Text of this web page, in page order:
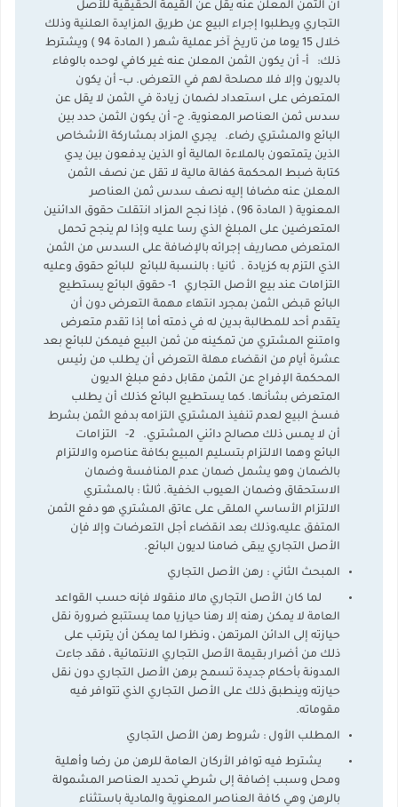
أن الثمن المعلن عنه يقل عن القيمة الحقيقية للأصل
التجاري ويطلبوا إجراء البيع عن طريق المزايدة العلنية وذلك
خلال 15 يوما من تاريخ آخر عملية شهر ( المادة 94 ) ويشترط
ذلك: أ‌- أن يكون الثمن المعلن عنه غير كافي لوحده بالوفاء
بالديون وإلا فلا مصلحة لهم في التعرض. ب‌- أن يكون
المتعرض على استعداد لضمان زيادة في الثمن لا يقل عن
سدس ثمن العناصر المعنوية. ج‌- أن يكون الثمن حدد بين
البائع والمشتري رضاء. يجري المزاد بمشاركة الأشخاص
الذين يتمتعون بالملاءة المالية أو الذين يدفعون بين يدي
كتابة ضبط المحكمة كفالة مالية لا تقل عن نصف الثمن
المعلن عنه مضافا إليه نصف سدس ثمن العناصر
المعنوية ( المادة 96) ، فإذا نجح المزاد انتقلت حقوق الدائنين
المتعرضين على المبلغ الذي رسا عليه وإذا لم ينجح تحمل
المتعرض مصاريف إجرائه بالإضافة على السدس من الثمن
الذي التزم به كزيادة . ثانيا : بالنسبة للبائع للبائع حقوق وعليه
التزامات عند بيع الأصل التجاري 1- حقوق البائع يستطيع
البائع قبض الثمن بمجرد انتهاء مهمة التعرض دون أن
يتقدم أحد للمطالبة بدين له في ذمته أما إذا تقدم متعرض
وامتنع المشتري من تمكينه من ثمن البيع فيمكن للبائع بعد
عشرة أيام من انقضاء مهلة التعرض أن يطلب من رئيس
المحكمة الإفراج عن الثمن مقابل دفع مبلغ الديون
المتعرض بشأنها. كما يستطيع البائع كذلك أن يطلب
فسخ البيع لعدم تنفيذ المشتري التزامه بدفع الثمن بشرط
أن لا يمس ذلك مصالح دائني المشتري. 2- التزامات
البائع وهما الالتزام بتسليم المبيع بكافة عناصره والالتزام
بالضمان وهو يشمل ضمان عدم المنافسة وضمان
الاستحقاق وضمان العيوب الخفية. ثالثا : بالمشتري
الالتزام الأساسي الملقى على عاتق المشتري هو دفع الثمن
المتفق عليه،وذلك بعد انقضاء أجل التعرضات وإلا فإن
الأصل التجاري يبقى ضامنا لديون البائع.
المبحث الثاني : رهن الأصل التجاري
لما كان الأصل التجاري مالا منقولا فإنه حسب القواعد
العامة لا يمكن رهنه إلا رهنا حيازيا مما يستتبع ضرورة نقل
حيازته إلى الدائن المرتهن ، ونظرا لما يمكن أن يترتب على
ذلك من أضرار بقيمة الأصل التجاري الانتمائية ، فقد جاءت
المدونة بأحكام جديدة تسمح برهن الأصل التجاري دون نقل
حيازته وينطبق ذلك على الأصل التجاري الذي تتوافر فيه
مقوماته.
المطلب الأول : شروط رهن الأصل التجاري
يشترط فيه توافر الأركان العامة للرهن من رضا وأهلية
ومحل وسبب إضافة إلى شرطي تحديد العناصر المشمولة
بالرهن وهي كافة العناصر المعنوية والمادية باستثناء